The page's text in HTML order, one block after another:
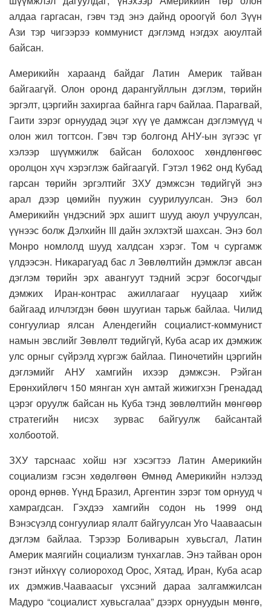
алдаа гаргасан, гэвч тэд энэ дайнд ороогүй бол Зүүн
Ази тэр чигээрээ коммунист дэглэмд нэгдэх аюултай
байсан.
Америкийн хараанд байдаг Латин Америк тайван
байгаагүй. Олон оронд дарангуйллын дэглэм, төрийн
эргэлт, цэргийн захиргаа байнга гарч байлаа. Парагвай,
Гаити зэрэг орнуудад эцэг хүү үе дамжсан дэглэмүүд ч
олон жил тогтсон. Гэвч тэр болгонд АНУ-ын зүгээс үг
хэлээр шүүмжилж байсан болохоос хөндлөнгөөс
оролцон хүч хэрэглэж байгаагүй. Гэтэл 1962 онд Кубад
гарсан төрийн эргэлтийг ЗХУ дэмжсэн төдийгүй энэ
арал дээр цөмийн пуужин суурилуулсан. Энэ бол
Америкийн үндэсний эрх ашигт шууд аюул учруулсан,
үүнээс болж Дэлхийн III дайн эхлэхтэй шахсан. Энэ бол
Монро номлолд шууд халдсан хэрэг. Том ч сургамж
үлдээсэн. Никарагуад бас л Зөвлөлтийн дэмжлэг авсан
дэглэм төрийн эрх авангуут тэдний эсрэг босогчдыг
дэмжих Иран-контрас ажиллагааг нууцаар хийж
байгаад илчлэгдэн бөөн шуугиан тарьж байлаа. Чилид
сонгуулиар ялсан Алендегийн социалист-коммунист
намын эвслийг Зөвлөлт төдийгүй, Куба асар их дэмжиж
улс орныг сүйрэлд хүргэж байлаа. Пиночетийн цэргийн
дэглэмийг АНУ хамгийн ихээр дэмжсэн. Рэйган
Ерөнхийлөгч 150 мянган хүн амтай жижигхэн Гренадад
цэрэг оруулж байсан нь Куба тэнд зөвлөлтийн мөнгөөр
стратегийн нисэх зурвас байгуулж байсантай
холбоотой.
ЗХУ тарснаас хойш нэг хэсэгтээ Латин Америкийн
социализм гэсэн хөдөлгөөн Өмнөд Америкийн нэлээд
оронд өрнөв. Үүнд Бразил, Аргентин зэрэг том орнууд ч
хамрагдсан. Гэхдээ хамгийн содон нь 1999 онд
Вэнэсүэлд сонгуулиар ялалт байгуулсан Уго Чааваасын
дэглэм байлаа. Тэрээр Боливарын хувьсгал, Латин
Америк маягийн социализм тунхаглав. Энэ тайван орон
гэнэт ийнхүү солиороход Орос, Хятад, Иран, Куба асар
их дэмжив.Чааваасыг үхсэний дараа залгамжилсан
Мадуро “социалист хувьсгалаа” дээрх орнуудын мөнгө,